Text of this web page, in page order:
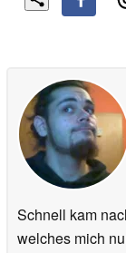
Schnell kam
welches mich